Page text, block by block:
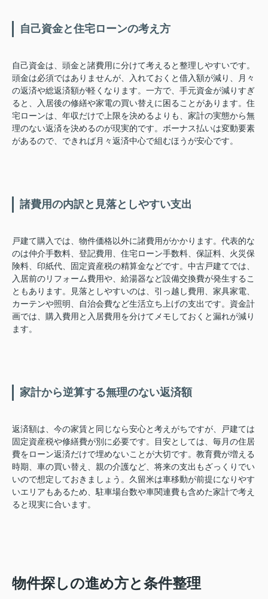
自己資金と住宅ローンの考え方
自己資金は、頭金と諸費用に分けて考えると整理しやすいです。
頭金は必須ではありませんが、入れておくと借入額が減り、月々
の返済や総返済額が軽くなります。一方で、手元資金が減りすぎ
ると、入居後の修繕や家電の買い替えに困ることがあります。住
宅ローンは、年収だけで上限を決めるよりも、家計の実態から無
理のない返済を決めるのが現実的です。ボーナス払いは変動要素
があるので、できれば月々返済中心で組むほうが安心です。
諸費用の内訳と見落としやすい支出
戸建て購入では、物件価格以外に諸費用がかかります。代表的な
のは仲介手数料、登記費用、住宅ローン手数料、保証料、火災保
険料、印紙代、固定資産税の精算金などです。中古戸建てでは、
入居前のリフォーム費用や、給湯器など設備交換費が発生するこ
ともあります。見落としやすいのは、引っ越し費用、家具家電、
カーテンや照明、自治会費など生活立ち上げの支出です。資金計
画では、購入費用と入居費用を分けてメモしておくと漏れが減り
ます。
家計から逆算する無理のない返済額
返済額は、今の家賃と同じなら安心と考えがちですが、戸建ては
固定資産税や修繕費が別に必要です。目安としては、毎月の住居
費をローン返済だけで埋めないことが大切です。教育費が増える
時期、車の買い替え、親の介護など、将来の支出もざっくりでい
いので想定しておきましょう。久留米は車移動が前提になりやす
いエリアもあるため、駐車場台数や車関連費も含めた家計で考え
ると現実に合います。
物件探しの進め方と条件整理